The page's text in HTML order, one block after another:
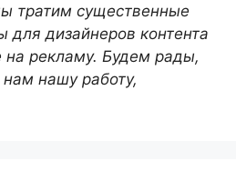
тратим существенные
дизайнеров контента
на рекламу. Будем рады,
нашу работу,